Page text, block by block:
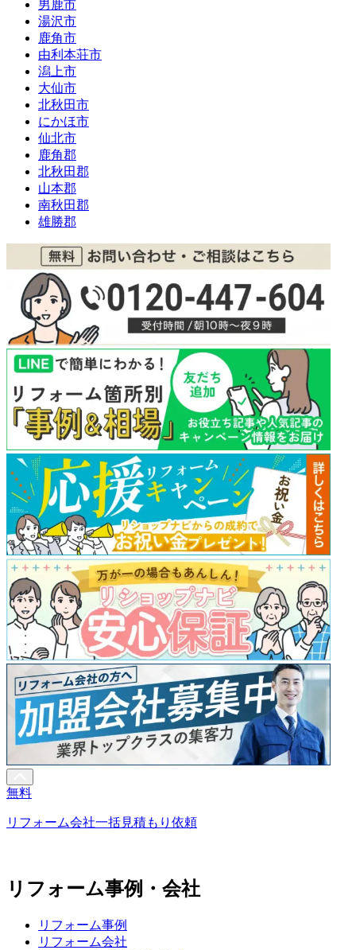
男鹿市
湯沢市
鹿角市
由利本荘市
潟上市
大仙市
北秋田市
にかほ市
仙北市
鹿角郡
北秋田郡
山本郡
南秋田郡
雄勝郡
無料
リフォーム会社一括見積もり依頼
リフォーム事例・会社
リフォーム事例
リフォーム会社